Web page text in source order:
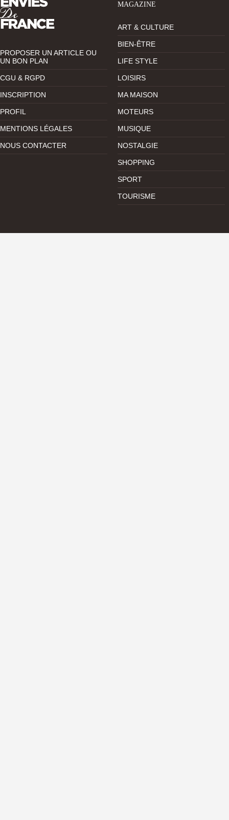
PROPOSER UN ARTICLE OU
UN BON PLAN
CGU & RGPD
INSCRIPTION
PROFIL
MENTIONS LÉGALES
NOUS CONTACTER
MAGAZINE
ART & CULTURE
BIEN-ÊTRE
LIFE STYLE
LOISIRS
MA MAISON
MOTEURS
MUSIQUE
NOSTALGIE
SHOPPING
SPORT
TOURISME